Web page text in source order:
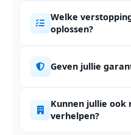
Welke
oplossen?
Geven jullie
Kunnen jullie
verhelpen?